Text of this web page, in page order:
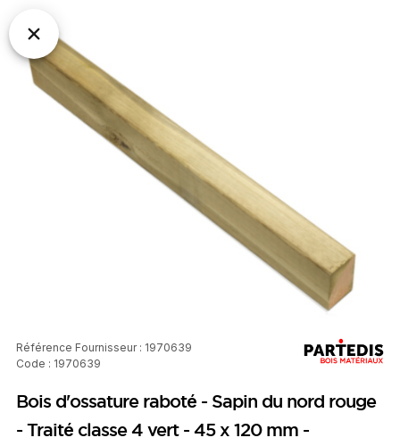
Référence Fournisseur : 1970639
Code : 1970639
Bois d'ossature raboté - Sapin du nord rouge
- Traité classe 4 vert - 45 x 120 mm -